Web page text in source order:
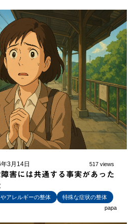
3月14日 517 views
害には共通する事実があった
アレルギーの整体
特殊な症状の整体
papa